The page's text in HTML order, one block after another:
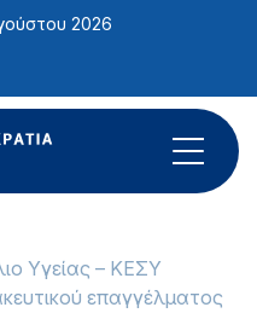
2026
Υγείας – ΚΕΣΥ
επαγγέλματος